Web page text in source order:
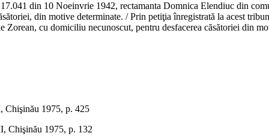
din 10 Noeinvrie 1942, rectamanta Domnica Elendiuc din
din motive determinate. / Prin petiţia înregistrată la acest
cu domiciliu necunoscut, pentru desfacerea căsătoriei din
Chişinău 1975, p. 425
Chişinău 1975, p. 132